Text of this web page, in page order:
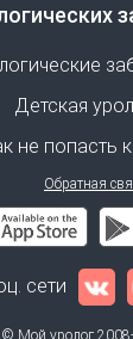
Детская
не попасть
Обратная
сети
© Мой уролог